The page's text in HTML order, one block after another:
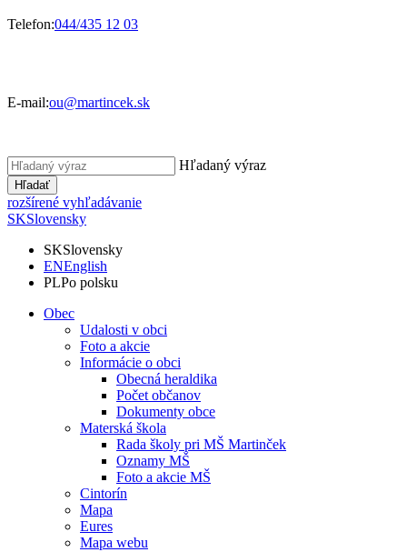
Telefon:044/435 12 03
E-mail:ou@martincek.sk
Hľadaný výraz
Hľadať
rozšírené vyhľadávanie
SKSlovensky
SKSlovensky
ENEnglish
PLPo polsku
Obec
Udalosti v obci
Foto a akcie
Informácie o obci
Obecná heraldika
Počet občanov
Dokumenty obce
Materská škola
Rada školy pri MŠ Martinček
Oznamy MŠ
Foto a akcie MŠ
Cintorín
Mapa
Eures
Mapa webu